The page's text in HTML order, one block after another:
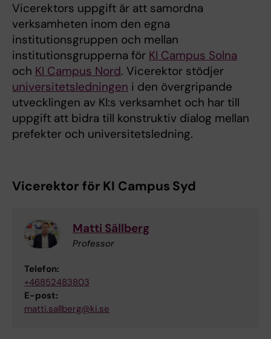
Vicerektors uppgift är att samordna
verksamheten inom den egna
institutionsgruppen och mellan
institutionsgrupperna för KI Campus Solna
och KI Campus Nord. Vicerektor stödjer
universitetsledningen i den övergripande
utvecklingen av KI:s verksamhet och har till
uppgift att bidra till konstruktiv dialog mellan
prefekter och universitetsledning.
Vicerektor för KI Campus Syd
Matti Sällberg
Professor
Telefon:
+46852483803
E-post:
matti.sallberg@ki.se